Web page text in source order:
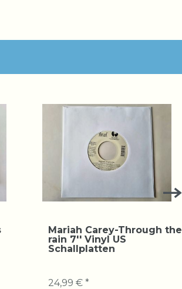
Mariah Carey-Through the
rain 7'' Vinyl US
Schallplatten
24,99 € *